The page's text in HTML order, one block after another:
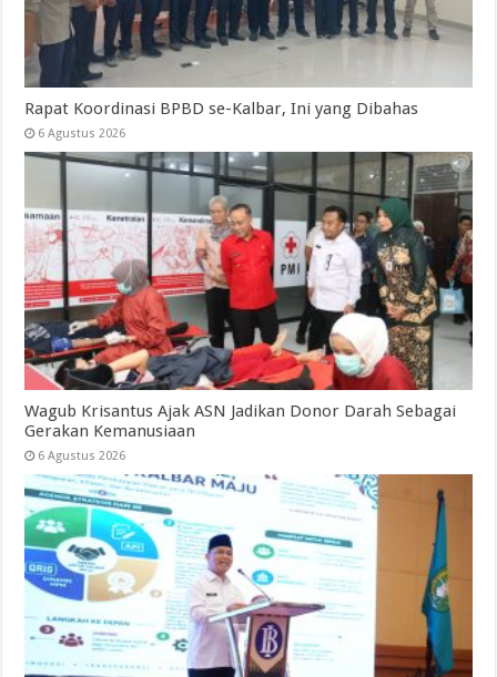
Rapat Koordinasi BPBD se-Kalbar, Ini yang Dibahas
6 Agustus 2026
Wagub Krisantus Ajak ASN Jadikan Donor Darah Sebagai
Gerakan Kemanusiaan
6 Agustus 2026